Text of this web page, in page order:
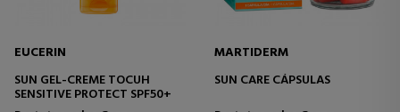
EUCERIN
SUN GEL-CREME TOCUH
SENSITIVE PROTECT SPF50+
MARTIDERM
SUN CARE CÁPSULAS